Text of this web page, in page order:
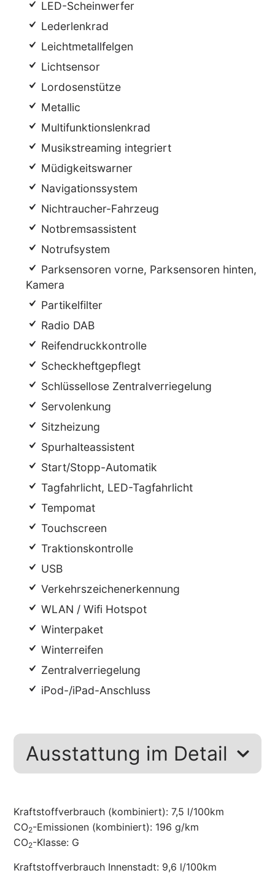
LED-Scheinwerfer
Lederlenkrad
Leichtmetallfelgen
Lichtsensor
Lordosenstütze
Metallic
Multifunktionslenkrad
Musikstreaming integriert
Müdigkeitswarner
Navigationssystem
Nichtraucher-Fahrzeug
Notbremsassistent
Notrufsystem
Parksensoren vorne, Parksensoren hinten,
Kamera
Partikelfilter
Radio DAB
Reifendruckkontrolle
Scheckheftgepflegt
Schlüssellose Zentralverriegelung
Servolenkung
Sitzheizung
Spurhalteassistent
Start/Stopp-Automatik
Tagfahrlicht, LED-Tagfahrlicht
Tempomat
Touchscreen
Traktionskontrolle
USB
Verkehrszeichenerkennung
WLAN / Wifi Hotspot
Winterpaket
Winterreifen
Zentralverriegelung
iPod-/iPad-Anschluss
Ausstattung im Detail
Kraftstoffverbrauch (kombiniert):7,5 l/100km
CO2-Emissionen (kombiniert): 196 g/km
CO2-Klasse: G
Kraftstoffverbrauch Innenstadt: 9,6 l/100km